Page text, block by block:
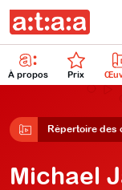
À propos Prix
Répertoire des
Michael